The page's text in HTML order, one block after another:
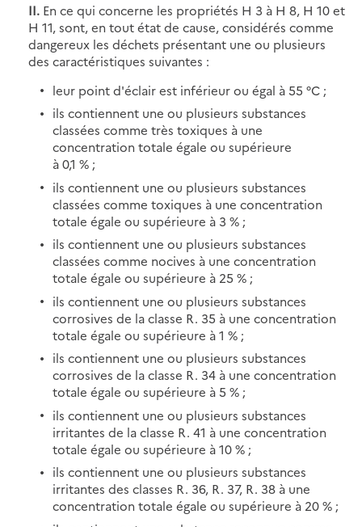
II. En ce qui concerne les propriétés H 3 à H 8, H 10 et
H 11, sont, en tout état de cause, considérés comme
dangereux les déchets présentant une ou plusieurs
des caractéristiques suivantes :
leur point d'éclair est inférieur ou égal à 55 °C ;
ils contiennent une ou plusieurs substances
classées comme très toxiques à une
concentration totale égale ou supérieure
à 0,1 % ;
ils contiennent une ou plusieurs substances
classées comme toxiques à une concentration
totale égale ou supérieure à 3 % ;
ils contiennent une ou plusieurs substances
classées comme nocives à une concentration
totale égale ou supérieure à 25 % ;
ils contiennent une ou plusieurs substances
corrosives de la classe R. 35 à une concentration
totale égale ou supérieure à 1 % ;
ils contiennent une ou plusieurs substances
corrosives de la classe R. 34 à une concentration
totale égale ou supérieure à 5 % ;
ils contiennent une ou plusieurs substances
irritantes de la classe R. 41 à une concentration
totale égale ou supérieure à 10 % ;
ils contiennent une ou plusieurs substances
irritantes des classes R. 36, R. 37, R. 38 à une
concentration totale égale ou supérieure à 20 % ;